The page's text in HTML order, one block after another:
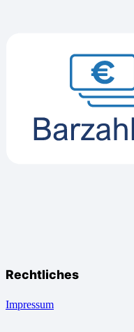
Rechtliches
Impressum